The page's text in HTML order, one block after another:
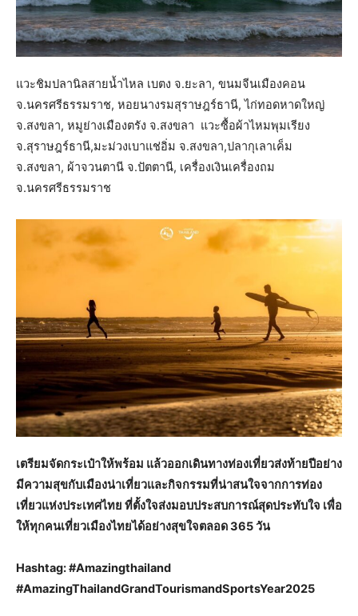
แวะชิมปลานิลสายน้ำไหล เบตง จ.ยะลา, ขนมจีนเมืองคอน
จ.นครศรีธรรมราช, หอยนางรมสุราษฎร์ธานี, ไก่ทอดหาดใหญ่
จ.สงขลา, หมูย่างเมืองตรัง จ.สงขลา แวะซื้อผ้าไหมพุมเรียง
จ.สุราษฎร์ธานี,มะม่วงเบาแช่อิ่ม จ.สงขลา,ปลากุเลาเค็ม
จ.สงขลา, ผ้าจวนตานี จ.ปัตตานี, เครื่องเงินเครื่องถม
จ.นครศรีธรรมราช
เตรียมจัดกระเป๋าให้พร้อม แล้วออกเดินทางท่องเที่ยวส่งท้ายปีอย่าง
มีความสุขกับเมืองน่าเที่ยวและกิจกรรมที่น่าสนใจจากการท่อง
เที่ยวแห่งประเทศไทย ที่ตั้งใจส่งมอบประสบการณ์สุดประทับใจ เพื่อ
ให้ทุกคนเที่ยวเมืองไทยได้อย่างสุขใจตลอด365 วัน
Hashtag: #Amazingthailand
#AmazingThailandGrandTourismandSportsYear2025